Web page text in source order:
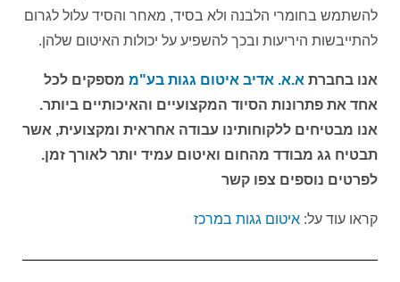
להשתמש בחומרי הלבנה ולא בסיד, מאחר והסיד עלול לגרום
להתייבשות היריעות ובכך להשפיע על יכולות האיטום שלהן.
אנו בחברת א.א. אדיב איטום גגות בע"מ מספקים לכל
אחד את פתרונות הסיוד המקצועיים והאיכותיים ביותר.
אנו מבטיחים ללקוחותינו עבודה אחראית ומקצועית, אשר
תבטיח גג מבודד מהחום ואיטום עמיד יותר לאורך זמן.
לפרטים נוספים צפו קשר
קראו עוד על: איטום גגות במרכז